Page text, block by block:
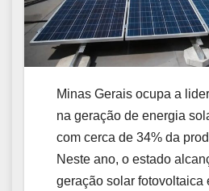
Minas Gerais ocupa a
na geração de energia
com cerca de 34% da
Neste ano, o estado
geração solar fotovoltaica